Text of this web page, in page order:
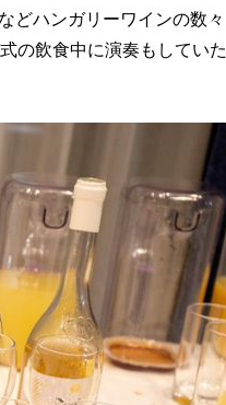
どハンガリーワインの数々
の飲食中に演奏もしていた